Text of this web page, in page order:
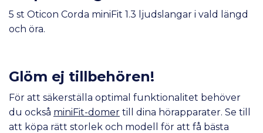
5 st Oticon Corda miniFit 1.3 ljudslangar i vald längd
och öra.
Glöm ej tillbehören!
För att säkerställa optimal funktionalitet behöver
du också miniFit-domer till dina hörapparater. Se till
att köpa rätt storlek och modell för att få bästa